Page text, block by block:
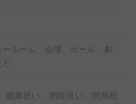
ールーム、会場、ホール、劇
開業祝い、開院祝い、開局祝